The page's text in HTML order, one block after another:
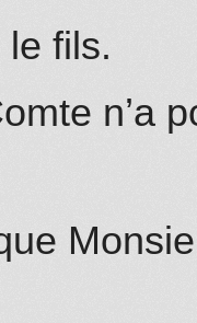
le fils.
n’a